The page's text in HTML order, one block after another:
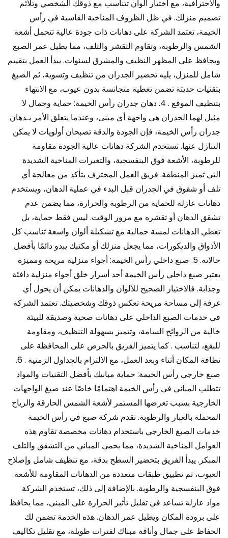
والاحترافية، مع اختيار ألوان تتناسب مع ذوقك الشخصي وتلائم
تصميم منزلك. في ظل الظروف المناخية القاسية في رأس
الخيمة، تعتمد الشركة على دهانات ذات جودة عالية تتحمل أشعة
الشمس والرطوبة، وتقاوم التقشر والتلف، مما يطيل عمر الصبغ
ويحافظ على المظهر النظيف والمشرق لسنوات. يبدأ العمل بتقييم
شامل للمنزل، يليه تحضير الجدران من تنظيف وتسوية، ثم الصبغ
بتقنيات حديثة تضمن تغطية متجانسة بدون عيوب، مع الانتهاء
بتنظيف الموقع . 4. دهان جدران رأس الخيمة: حماية وجمال لا
مثيل لهما الجدران هي واجهة أي مبنى، وعندما يتعلق الأمر بـدهان
جدران رأس الخيمة، فإن الجودة والدقة تصبحان أولويات لا يمكن
التنازل عنها. تستخدم الشركة دهانات عالية الجودة مقاومة
للرطوبة، الأشعة فوق البنفسجية، والتغيرات المناخية الشديدة
التي تميز المنطقة. فريق العمل المحترف يتأكد من معالجة أي
تلف أو شقوق في الجدران قبل البدء في عملية الدهان، ويستخدم
دهانات عازلة للحماية من الرطوبة والحرارة، مما يضمن عدم
تشقق الدهان أو تقشره مع مرور الوقت. ليس فقط حماية، بل
تعطي الدهانات لمسة جمالية مع تشكيلة ألوان واسعة تناسب كل
الأذواق والديكورات، مما يجعل منزلك أو مكتبك يبدو دائمًا بأفضل
حالاته. 5. صبغ داخلي رأس الخيمة: أجواء منزلية مريحة ومميزة
يعتبر صبغ داخلي رأس الخيمة أحد أسرار خلق أجواء منزلية دافئة
وجذابة. فالاختيار الصحيح للألوان والدهانات يمكن أن يحول أي
غرفة إلى مساحة مريحة تعكس ذوقك وشخصيتك. تعتمد الشركة
في خدمات الصبغ الداخلي على دهانات صحية وصديقة للبيئة
خالية من الروائح السامة، وتتميز بسهولة التنظيف، ومقاومة
للبقع، لتناسب . كما يتميز الفريق بالحرص على المحافظة على
نظافة المكان أثناء وبعد العمل، مع الالتزام بالجداول الزمنية . 6.
صبغ خارجي رأس الخيمة: حماية مبانيك بأفضل التقنيات والمواد
تتطلب المباني في رأس الخيمة اهتمامًا خاصًا عند صبغ الواجهات
الخارجية بسبب تعرضها المستمر لأشعة الشمس الحارقة والرياح
المحملة بالغبار والرطوبة. تقدم شركة صبغ في رأس الخيمة
خدمات الصبغ الخارجي باستخدام دهانات مخصصة تقاوم هذه
العوامل المناخية الشديدة، مما يحمي المباني من التشقق والتلف
المبكر. يبدأ الفريق بتحضير السطح بدقة، مع تنظيف شامل وإصلاح
العيوب، ثم تطبيق طبقات متعددة من الدهانات المقاومة للأشعة
فوق البنفسجية والرطوبة. بالإضافة إلى ذلك، تستخدم الشركة
مواد عازلة تساعد في تقليل تأثير الحرارة على المبنى، مما يحافظ
على برودة المكان ويطيل عمر الدهان. هذه الخدمة تضمن لك
الحفاظ على جمال وأناقة مبناك لفترات طويلة، مع تقليل تكاليف